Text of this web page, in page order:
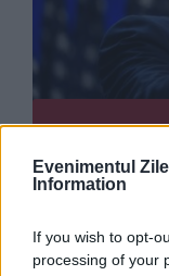
Evenimentul
Information
If you wish to opt-
processing of your
Trump își